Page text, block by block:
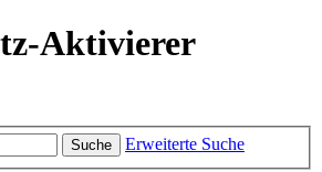
Aktivierer
Suche Erweiterte Suche